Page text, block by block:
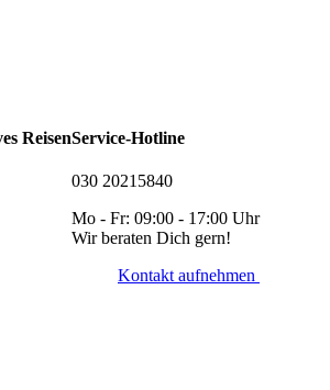
ReisenService-Hotline
030 20215840
Mo - Fr: 09:00 - 17:00 Uhr
Wir beraten Dich gern!
Kontakt aufnehmen